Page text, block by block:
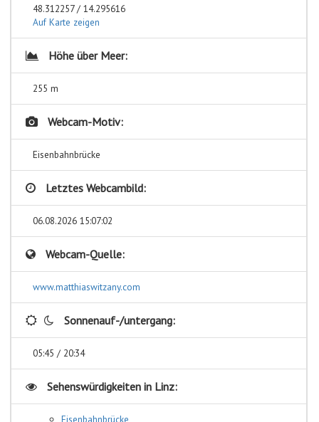
48.312257 / 14.295616
Auf Karte zeigen
Höhe über Meer:
255 m
Webcam-Motiv:
Eisenbahnbrücke
Letztes Webcambild:
06.08.2026 15:07:02
Webcam-Quelle:
www.matthiaswitzany.com
Sonnenauf-/untergang:
05:45 / 20:34
Sehenswürdigkeiten in Linz:
Eisenbahnbrücke